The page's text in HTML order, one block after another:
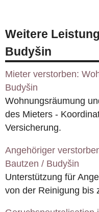
Weitere
Budyšin
Mieter verstorben:
Budyšin
Wohnungsräumung
des Mieters -
Versicherung.
Angehöriger
Bautzen / Budyšin
Unterstützung für
von der Reinigung bis